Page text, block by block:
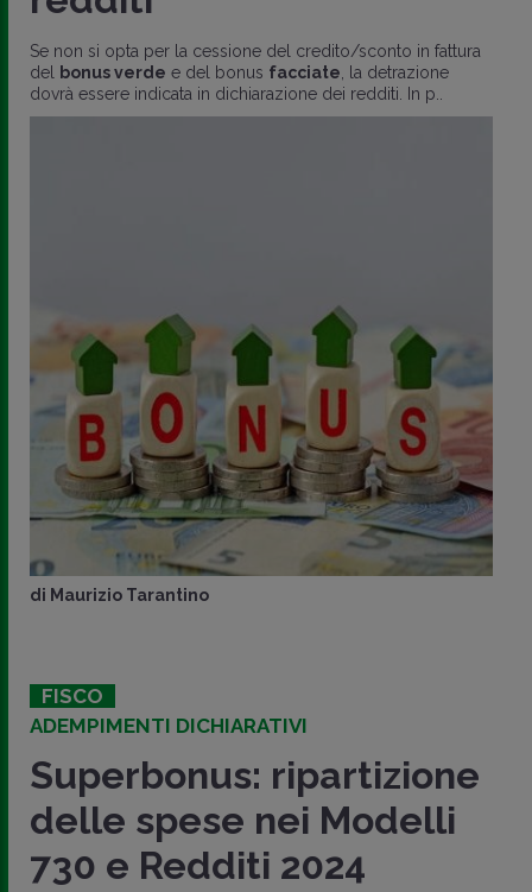
Se non si opta per la cessione del credito/sconto in fattura
del bonus verde e del bonus facciate, la detrazione
dovrà essere indicata in dichiarazione dei redditi. In p..
di Maurizio Tarantino
FISCO
ADEMPIMENTI DICHIARATIVI
Superbonus: ripartizione
delle spese nei Modelli
730 e Redditi 2024